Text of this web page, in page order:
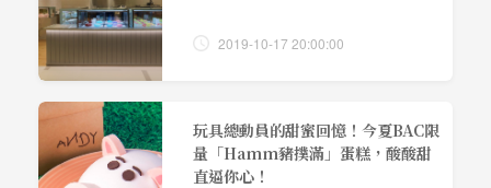
2019-10-17 20:00:00
玩具總動員的甜蜜回憶！今夏BAC限
量「Hamm豬撲滿」蛋糕，酸酸甜
直逼你心！